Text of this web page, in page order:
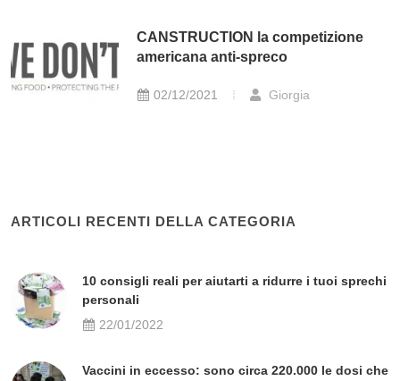
CANSTRUCTION la competizione
americana anti-spreco
02/12/2021 Giorgia
ARTICOLI RECENTI DELLA CATEGORIA
10 consigli reali per aiutarti a ridurre i tuoi sprechi
personali
22/01/2022
Vaccini in eccesso: sono circa 220.000 le dosi che